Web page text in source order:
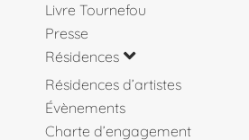
Livre Tournefou
Presse
Résidences
Résidences d’artistes
Évènements
Charte d’engagement